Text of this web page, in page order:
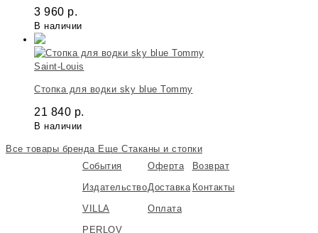
3 960 р.
В наличии
Saint-Louis
Стопка для водки sky blue Tommy
21 840 р.
В наличии
Все товары бренда Еще Стаканы и стопки
События
Издательство
VILLA
PERLOV
Оферта
Доставка
Оплата
Возврат
Контакты